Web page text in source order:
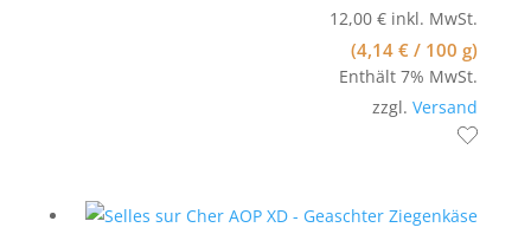
12,00€ inkl. MwSt.
(4,14€ / 100 g)
Enthält 7% MwSt.
zzgl.Versand